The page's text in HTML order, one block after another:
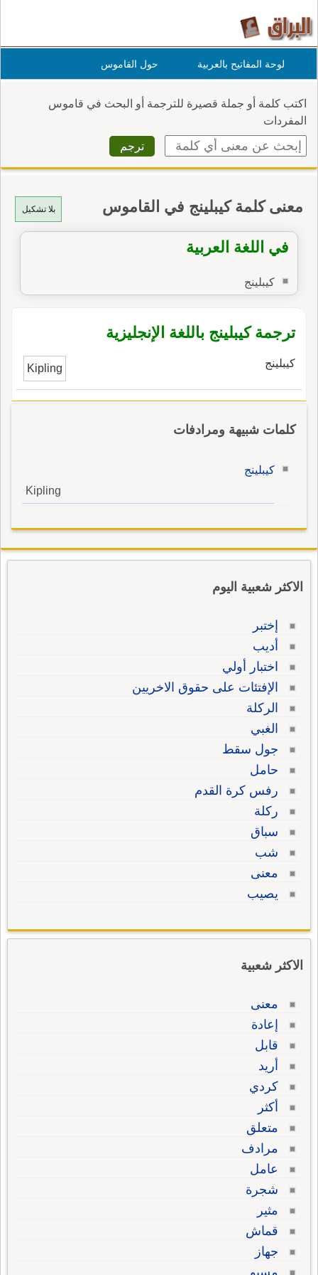
لوحة المفاتيح بالعربية حول القاموس
اكتب كلمة أو جملة قصيرة للترجمة أو البحث في قاموس
المفردات
بلا تشكيل معنى كلمة كيبلينج في القاموس
في اللغة العربية
كيبلينج
ترجمة كيبلينج باللغة الإنجليزية
كيبلينج Kipling
كلمات شبيهة ومرادفات
كيبلينج
Kipling
الاكثر شعبية اليوم
إختبر
أديب
اختبار أولي
الإفتئات على حقوق الاخريين
الركلة
الغبي
جول سقط
حامل
رفس كرة القدم
ركلة
سباق
شب
معنى
يصيب
الاكثر شعبية
معنى
إعادة
قابل
أريد
كردي
أكثر
متعلق
مرادف
عامل
شجرة
مثير
قماش
جهاز